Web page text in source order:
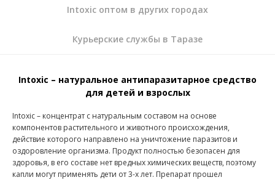
Intoxic оптом в других городах
Курьерские службы в Таразе
Intoxic – натуральное антипаразитарное средство
для детей и взрослых
Intoxic – концентрат с натуральным составом на основе
компонентов растительного и животного происхождения,
действие которого направлено на уничтожение паразитов и
оздоровление организма. Продукт полностью безопасен для
здоровья, в его составе нет вредных химических веществ, поэтому
капли могут применять дети от 3-х лет. Препарат прошел